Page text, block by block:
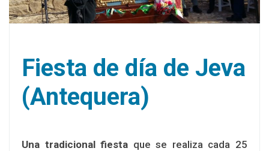
Fiesta de día de Jeva
(Antequera)
Una tradicional fiesta que se realiza cada 25